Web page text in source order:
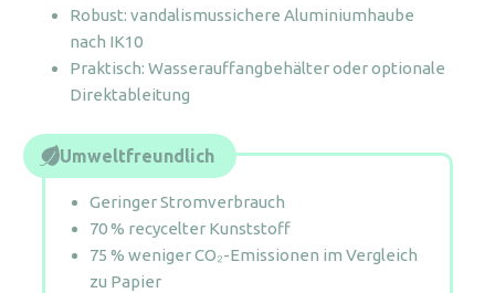
Robust: vandalismussichere Aluminiumhaube
nach IK10
Praktisch: Wasserauffangbehälter oder optionale
Direktableitung
Umweltfreundlich
Geringer Stromverbrauch
70 % recycelter Kunststoff
75 % weniger CO₂-Emissionen im Vergleich
zu Papier